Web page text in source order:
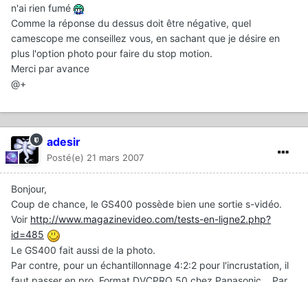
n'ai rien fumé
Comme la réponse du dessus doit être négative, quel
camescope me conseillez vous, en sachant que je désire en
plus l'option photo pour faire du stop motion.
Merci par avance
@+
adesir
Posté(e) 21 mars 2007
Bonjour,
Coup de chance, le GS400 possède bien une sortie s-vidéo.
Voir http://www.magazinevideo.com/tests-en-ligne2.php?
id=485
Le GS400 fait aussi de la photo.
Par contre, pour un échantillonnage 4:2:2 pour l'incrustation, il